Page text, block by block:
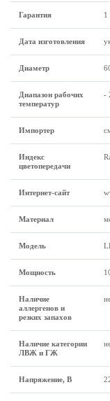
Гарантия 1
Дата изготовления
Диаметр
Диапазон рабочих
температур
-
Импортер
Индекс
цветопередачи
Интернет-сайт
Материал
Модель
Мощность
Наличие
аллергенов и
резких запахов
Наличие категории
ЛВЖ и ГЖ
Напряжение, В